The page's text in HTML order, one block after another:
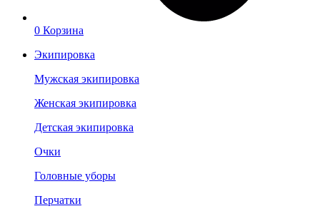
0 Корзина
Экипировка
Мужская экипировка
Женская экипировка
Детская экипировка
Очки
Головные уборы
Перчатки